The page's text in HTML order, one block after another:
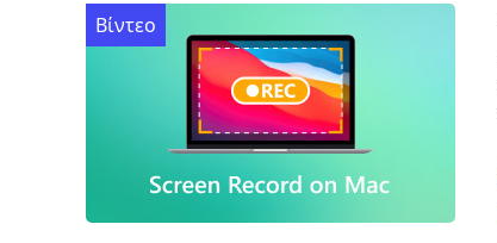
Βίντεο